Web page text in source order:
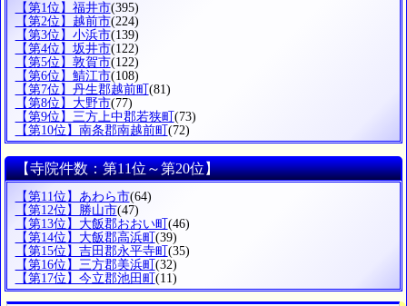
【第1位】福井市(395)
【第2位】越前市(224)
【第3位】小浜市(139)
【第4位】坂井市(122)
【第5位】敦賀市(122)
【第6位】鯖江市(108)
【第7位】丹生郡越前町 (81)
【第8位】大野市(77)
【第9位】三方上中郡若狭町 (73)
【第10位】南条郡南越前町 (72)
【寺院件数：第11位～第20位】
【第11位】あわら市(64)
【第12位】勝山市(47)
【第13位】大飯郡おおい町 (46)
【第14位】大飯郡高浜町 (39)
【第15位】吉田郡永平寺町 (35)
【第16位】三方郡美浜町 (32)
【第17位】今立郡池田町 (11)